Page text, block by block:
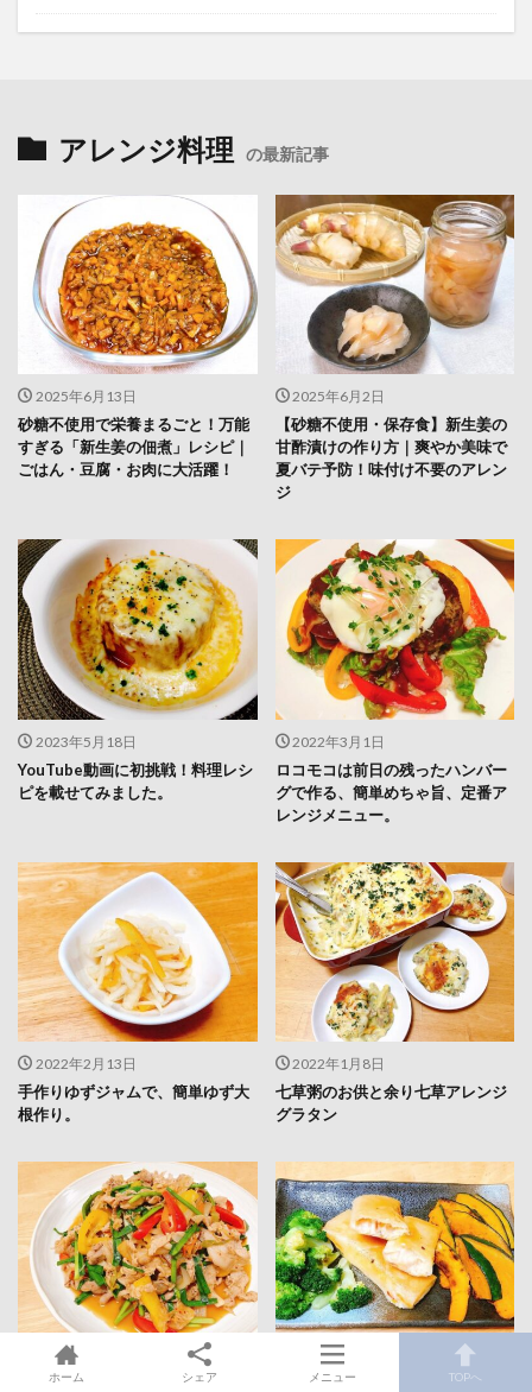
アレンジ料理 の最新記事
2025年6月13日
砂糖不使用で栄養まるごと！万能
すぎる「新生姜の佃煮」レシピ｜
ごはん・豆腐・お肉に大活躍！
2025年6月2日
【砂糖不使用・保存食】新生姜の
甘酢漬けの作り方｜爽やか美味で
夏バテ予防！味付け不要のアレン
ジ
2023年5月18日
YouTube動画に初挑戦！料理レシ
ピを載せてみました。
2022年3月1日
ロコモコは前日の残ったハンバー
グで作る、簡単めちゃ旨、定番ア
レンジメニュー。
2022年2月13日
手作りゆずジャムで、簡単ゆず大
根作り。
2022年1月8日
七草粥のお供と余り七草アレンジ
グラタン
2021年11月17日 2021年11月14日
ホーム シェア メニュー TOPへ